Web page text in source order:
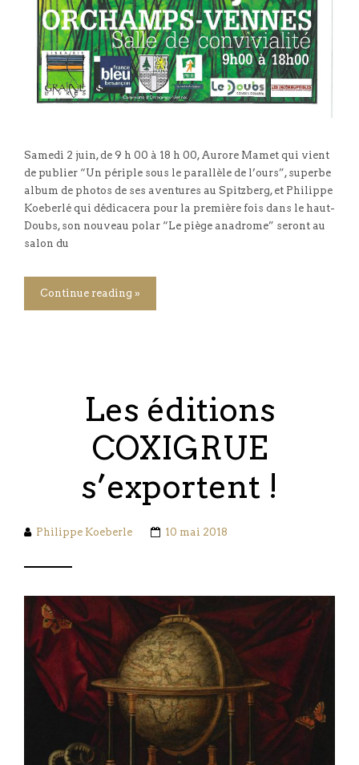
Samedi 2 juin, de 9 h 00 à 18 h 00, Aurore Mamet qui vient
de publier “Un périple sous le parallèle de l’ours”, superbe
album de photos de ses aventures au Spitzberg, et Philippe
Koeberlé qui dédicacera pour la première fois dans le haut-
Doubs, son nouveau polar “Le piège anadrome” seront au
salon du
Continue reading »
Les éditions
COXIGRUE
s’exportent !
Philippe Koeberle 10 mai 2018